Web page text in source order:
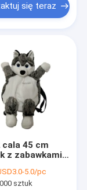
się teraz
cala 45 cm
z zabawkami
Realistyczne
zwierzęta
5.0/pc
sztuk